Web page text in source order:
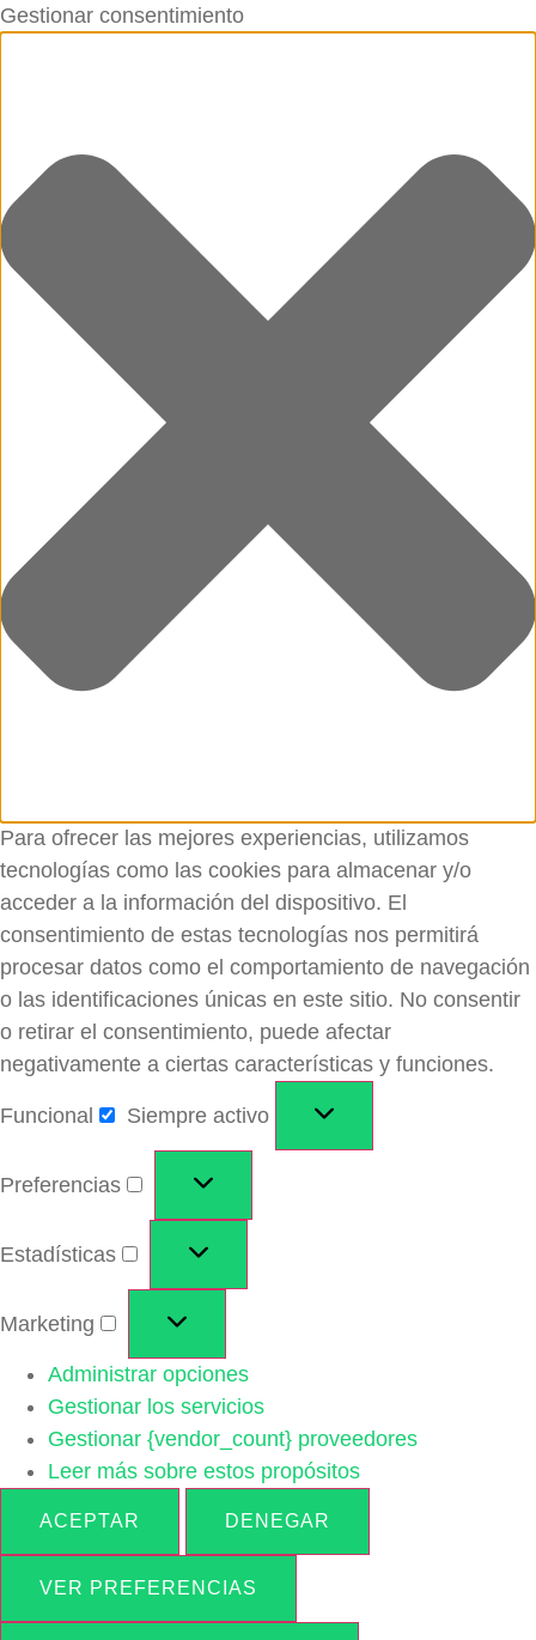
Gestionar consentimiento
Para ofrecer las mejores experiencias, utilizamos
tecnologías como las cookies para almacenar y/o
acceder a la información del dispositivo. El
consentimiento de estas tecnologías nos permitirá
procesar datos como el comportamiento de navegación
o las identificaciones únicas en este sitio. No consentir
o retirar el consentimiento, puede afectar
negativamente a ciertas características y funciones.
Funcional Siempre activo
Preferencias
Estadísticas
Marketing
Administrar opciones
Gestionar los servicios
Gestionar {vendor_count} proveedores
Leer más sobre estos propósitos
ACEPTAR DENEGAR
VER PREFERENCIAS